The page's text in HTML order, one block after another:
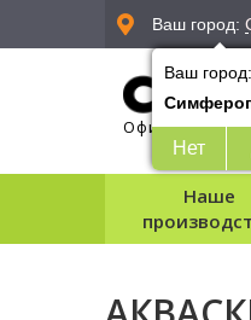
Ваш город:
Ваш город:
Нет
Официальный
Наше